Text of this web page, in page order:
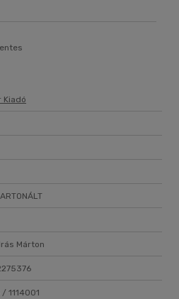
Kiadó
Márton
1114001